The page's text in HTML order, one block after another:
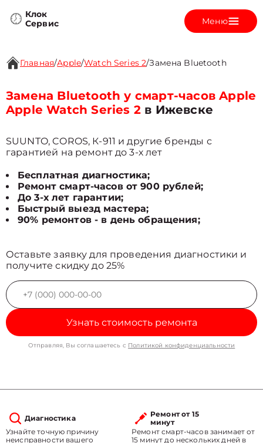
Клок
Сервис
Меню
Главная/Apple/Watch Series 2/Замена Bluetooth
Замена Bluetooth у смарт-часов Apple
Apple Watch Series 2 в Ижевске
SUUNTO, COROS, К-911 и другие бренды с
гарантией на ремонт до 3-х лет
Бесплатная диагностика;
Ремонт смарт-часов от 900 рублей;
До 3-х лет гарантии;
Быстрый выезд мастера;
90% ремонтов - в день обращения;
Оставьте заявку для проведения диагностики и
получите скидку до 25%
Узнать стоимость ремонта
Отправляя, Вы соглашаетесь с Политикой конфиденциальности
Диагностика
Узнайте точную причину
неисправности вашего
Ремонт от 15
минут
Ремонт смарт-часов занимает от
15 минут до нескольких дней в